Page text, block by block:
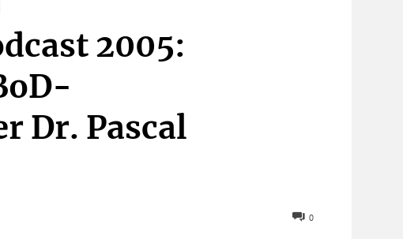
2005:
Dr. Pascal
0